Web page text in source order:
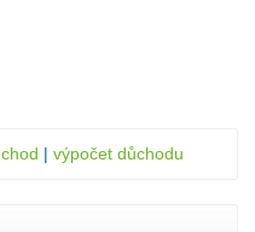
| výpočet důchodu